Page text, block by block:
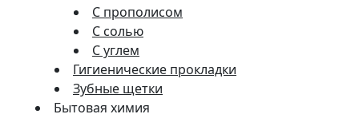
С прополисом
С солью
С углем
Гигиенические прокладки
Зубные щетки
Бытовая химия